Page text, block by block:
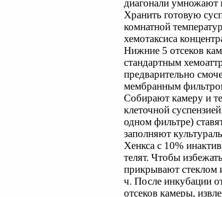
диагонали умножают
Хранить готовую
комнатной
хемотаксиса
Нижние 5 отсеков
стандартным
предварительно
мембранным
Собирают камеру и
клеточной
одном фильтре)
заполняют
Хенкса с 10%
телят. Чтобы
прикрывают стеклом
ч. После инкубации
отсеков камеры,